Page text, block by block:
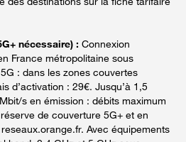
nécessaire) : Connexion
France métropolitaine sous
: dans les zones couvertes
d’activation : 29€. Jusqu’à 1,5
s en émission : débits maximum
de couverture 5G+ et en
Avec équipements